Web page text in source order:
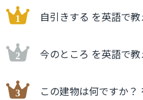
自引きする を英語で
今のところ を英語で
この建物は何ですか？